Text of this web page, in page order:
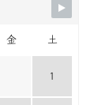
金 土
1